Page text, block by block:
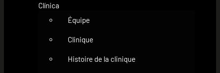
Clínica
Équipe
Clinique
Histoire de la clinique